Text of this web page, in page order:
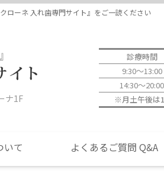
ローネ 入れ歯専門サイト』をご一読ください
診療時間
9:30～13:00
14:30～20:00
※月土午後は
ナ1F
いて よくあるご質問 Q&A